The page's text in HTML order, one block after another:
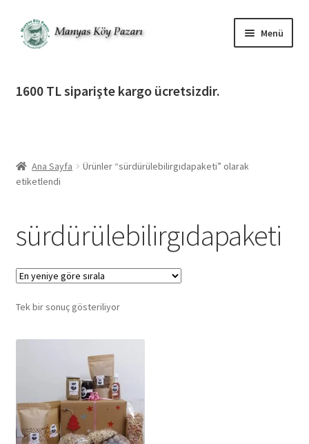
Dolaşıma
geç
İçeriğe
geç
Menü
Giriş Yap / Üye Ol
1600 TL siparişte kargo ücretsizdir.
Ana Sayfa
Ürünler “sürdürülebilirgıdapaketi” olarak
etiketlendi
sürdürülebilirgıdapaketi
Tek bir sonuç gösteriliyor